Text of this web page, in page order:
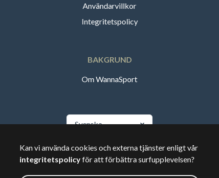
Användarvillkor
Integritetspolicy
BAKGRUND
Om WannaSport
Svenska
🇸🇪Sverige
Kan vi använda cookies och externa tjänster enligt vår
integritetspolicyför att förbättra surfupplevelsen?